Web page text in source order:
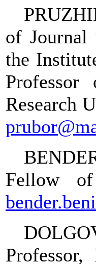
of Journal
the
Research
Fellow